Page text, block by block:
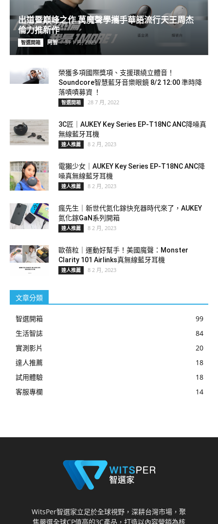
出道暨巔峰之作 萬魔聲學攜手華語流行天王周杰
倫力推新作
智選開箱 阿智 - 31 1 月, 2023
榮獲多項國際獎項、支援環繞立體音！
Soundcore智慧藍牙音樂眼鏡 8/2 12:00 準時降
落嘖嘖募資 ！
智選開箱 28 7 月, 2022
3C匠｜AUKEY Key Series EP-T18NC ANC降噪真
無線藍牙耳機
達人推薦 8 2 月, 2023
電獺少女｜AUKEY Key Series EP-T18NC ANC降
噪真無線藍牙耳機
達人推薦 8 2 月, 2023
瘋先生｜新世代氮化鎵快充器時代來了，AUKEY
氮化鎵GaN系列開箱
達人推薦 8 2 月, 2023
歐蓓粒｜運動好幫手！美國魔聲：Monster
Clarity 101 Airlinks真無線藍牙耳機
達人推薦 8 2 月, 2023
文章分類
智選開箱
99
生活智誌
84
實測影片
20
達人推薦
18
試用體驗
18
客服專欄
14
WitsPer智選家立足於全球視野，深耕台灣市場，聚
焦嚴選全球CP值高的3C產品，打造以內容營銷為核